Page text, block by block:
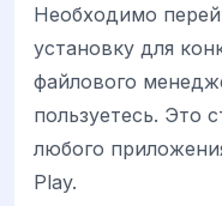
Необходимо
установку для
файлового
пользуетесь. Это
любого
Play.